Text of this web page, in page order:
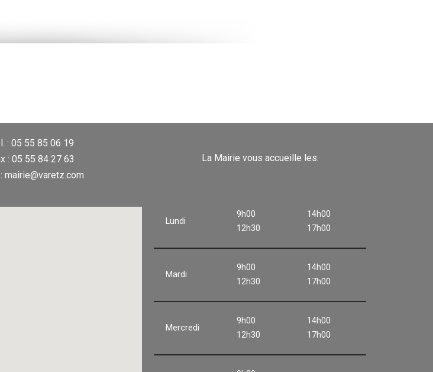
: 05 55 85 06 19
: 05 55 84 27 63
mairie@varetz.com
La Mairie vous accueille les:
Lundi
9h00
12h30
14h00
17h00
Mardi
9h00
12h30
14h00
17h00
Mercredi
9h00
12h30
14h00
17h00